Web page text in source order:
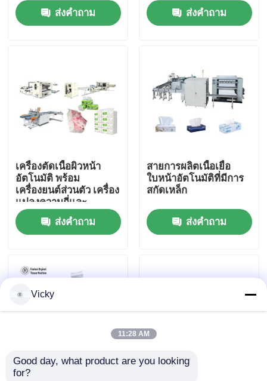
เกี่ยวกับเรา
การควบคุมคุณภาพ
ติดต่อเรา
ขอทุน
สายการผลิตกระดาษทิชชู
ส่งคำถาม
ส่งคำถาม
เครื่องตัดเนื้อผิวหน้า
อัตโนมัติ พร้อม
เครื่องยนต์ส่วนตัว เครื่อง
แปลงความถี่และ
เทคโนโลยีการละลาย
ส่งคำถาม
สายการผลิตเนื้อเยื่อ
ใบหน้าอัตโนมัติที่มีการ
สกัดเหล็ก
ส่งคำถาม
เครื่องเปลี่ยนเนื้อเยื่อ
Vicky
11:28 AM
Good day, what product are you looking
for?